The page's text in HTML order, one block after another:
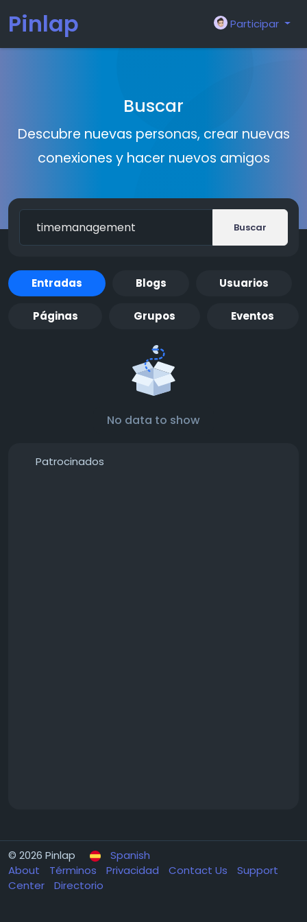
Pinlap Participar
Buscar
Descubre nuevas personas, crear nuevas
conexiones y hacer nuevos amigos
Buscar
Entradas Blogs Usuarios
Páginas Grupos Eventos
No data to show
Patrocinados
© 2026 Pinlap
Spanish
About
Términos Privacidad Contact Us
Support
Center
Directorio